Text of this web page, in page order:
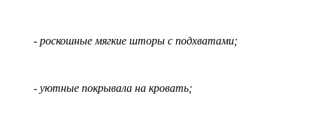
- роскошные мягкие шторы с подхватами;
- уютные покрывала на кровать;